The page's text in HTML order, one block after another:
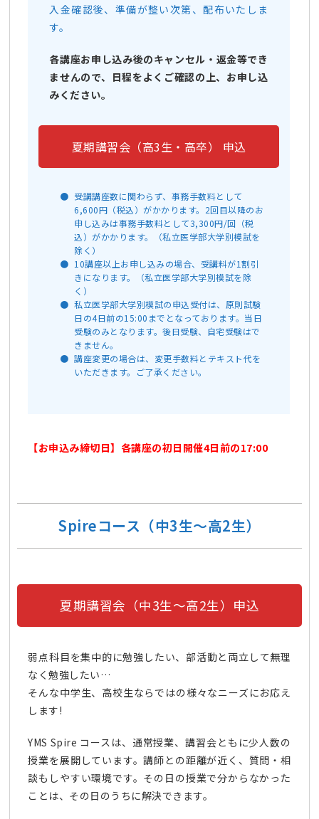
入金確認後、準備が整い次第、配布いたしま
す。
各講座お申し込み後のキャンセル・返金等でき
ませんので、日程をよくご確認の上、お申し込
みください。
夏期講習会（高3生・高卒） 申込
受講講座数に関わらず、事務手数料として
6,600円（税込）がかかります。2回目以降のお
申し込みは事務手数料として3,300円/回（税
込）がかかります。（私立医学部大学別模試を
除く）
10講座以上お申し込みの場合、受講料が1割引
きになります。（私立医学部大学別模試を除
く）
私立医学部大学別模試の申込受付は、原則試験
日の4日前の15:00までとなっております。当日
受験のみとなります。後日受験、自宅受験はで
きません。
講座変更の場合は、変更手数料とテキスト代を
いただきます。ご了承ください。
【お申込み締切日】各講座の初日開催4日前の17:00
Spireコース（中3生～高2生）
夏期講習会（中3生～高2生）申込
弱点科目を集中的に勉強したい、部活動と両立して無理
なく勉強したい…
そんな中学生、高校生ならではの様々なニーズにお応え
します!
YMS Spire コースは、通常授業、講習会ともに少人数の
授業を展開しています。講師との距離が近く、質問・相
談もしやすい環境です。その日の授業で分からなかった
ことは、その日のうちに解決できます。